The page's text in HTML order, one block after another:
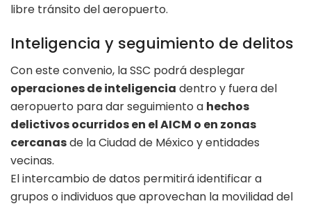
libre tránsito del aeropuerto.
Inteligencia y seguimiento de delitos
Con este convenio, la SSC podrá desplegar
operaciones de inteligencia dentro y fuera del
aeropuerto para dar seguimiento a hechos
delictivos ocurridos en el AICM o en zonas
cercanasde la Ciudad de México y entidades
vecinas.
El intercambio de datos permitirá identificar a
grupos o individuos que aprovechan la movilidad del